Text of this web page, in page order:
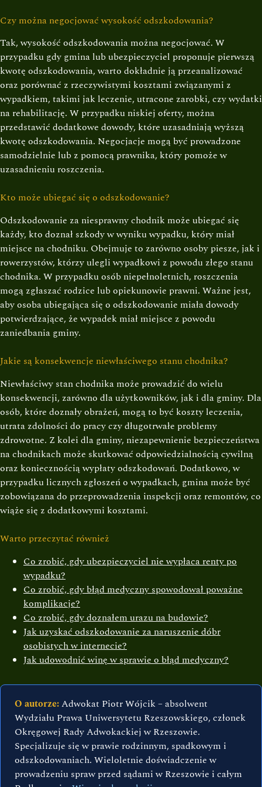
Czy można negocjować wysokość odszkodowania?
Tak, wysokość odszkodowania można negocjować. W
przypadku gdy gmina lub ubezpieczyciel proponuje pierwszą
kwotę odszkodowania, warto dokładnie ją przeanalizować
oraz porównać z rzeczywistymi kosztami związanymi z
wypadkiem, takimi jak leczenie, utracone zarobki, czy wydatki
na rehabilitację. W przypadku niskiej oferty, można
przedstawić dodatkowe dowody, które uzasadniają wyższą
kwotę odszkodowania. Negocjacje mogą być prowadzone
samodzielnie lub z pomocą prawnika, który pomoże w
uzasadnieniu roszczenia.
Kto może ubiegać się o odszkodowanie?
Odszkodowanie za niesprawny chodnik może ubiegać się
każdy, kto doznał szkody w wyniku wypadku, który miał
miejsce na chodniku. Obejmuje to zarówno osoby piesze, jak i
rowerzystów, którzy ulegli wypadkowi z powodu złego stanu
chodnika. W przypadku osób niepełnoletnich, roszczenia
mogą zgłaszać rodzice lub opiekunowie prawni. Ważne jest,
aby osoba ubiegająca się o odszkodowanie miała dowody
potwierdzające, że wypadek miał miejsce z powodu
zaniedbania gminy.
Jakie są konsekwencje niewłaściwego stanu chodnika?
Niewłaściwy stan chodnika może prowadzić do wielu
konsekwencji, zarówno dla użytkowników, jak i dla gminy. Dla
osób, które doznały obrażeń, mogą to być koszty leczenia,
utrata zdolności do pracy czy długotrwałe problemy
zdrowotne. Z kolei dla gminy, niezapewnienie bezpieczeństwa
na chodnikach może skutkować odpowiedzialnością cywilną
oraz koniecznością wypłaty odszkodowań. Dodatkowo, w
przypadku licznych zgłoszeń o wypadkach, gmina może być
zobowiązana do przeprowadzenia inspekcji oraz remontów, co
wiąże się z dodatkowymi kosztami.
Warto przeczytać również
Co zrobić, gdy ubezpieczyciel nie wypłaca renty po
wypadku?
Co zrobić, gdy błąd medyczny spowodował poważne
komplikacje?
Co zrobić, gdy doznałem urazu na budowie?
Jak uzyskać odszkodowanie za naruszenie dóbr
osobistych w internecie?
Jak udowodnić winę w sprawie o błąd medyczny?
O autorze:Adwokat Piotr Wójcik – absolwent
Wydziału Prawa Uniwersytetu Rzeszowskiego, członek
Okręgowej Rady Adwokackiej w Rzeszowie.
Specjalizuje się w prawie rodzinnym, spadkowym i
odszkodowaniach. Wieloletnie doświadczenie w
prowadzeniu spraw przed sądami w Rzeszowie i całym